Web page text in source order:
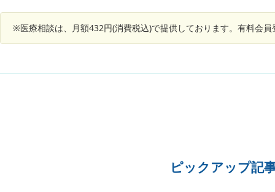
は現在、夫と次男の3人家族で、普段はPCのイン
ストラクターの仕事をしています。妹自身「自分
※医療相談は、月額432円(消費税込)で提供しております。有料会
ピックアップ記